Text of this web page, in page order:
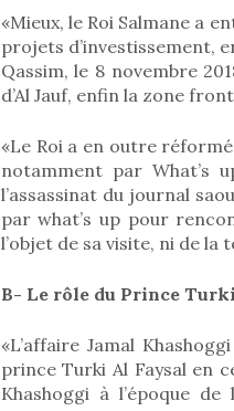
«Mieux, le Roi Salmane a
projets d’investissement,
Qassim, le 8 novembre
d’Al Jauf, enfin la zone
«Le Roi a en outre
notamment par What’s
l’assassinat du journal
par what’s up pour
l’objet de sa visite, ni de la
B- Le rôle du Prince
«L’affaire Jamal
prince Turki Al Faysal en
Khashoggi à l’époque